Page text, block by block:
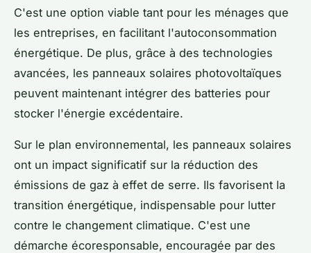
C'est une option viable tant pour les ménages que
les entreprises, en facilitant l'autoconsommation
énergétique. De plus, grâce à des technologies
avancées, les panneaux solaires photovoltaïques
peuvent maintenant intégrer des batteries pour
stocker l'énergie excédentaire.
Sur le plan environnemental, les panneaux solaires
ont un impact significatif sur la réduction des
émissions de gaz à effet de serre. Ils favorisent la
transition énergétique, indispensable pour lutter
contre le changement climatique. C'est une
démarche écoresponsable, encouragée par des